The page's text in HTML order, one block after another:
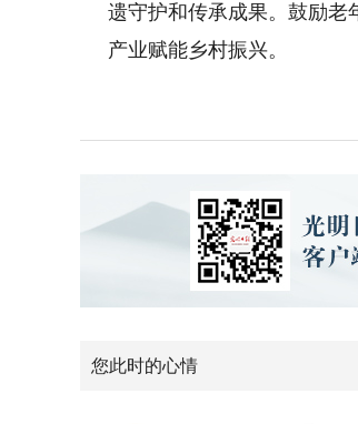
遗守护和传承成果。鼓励老
产业赋能乡村振兴。
您此时的心情